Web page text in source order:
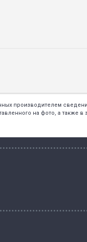
производителем
на фото, а также в